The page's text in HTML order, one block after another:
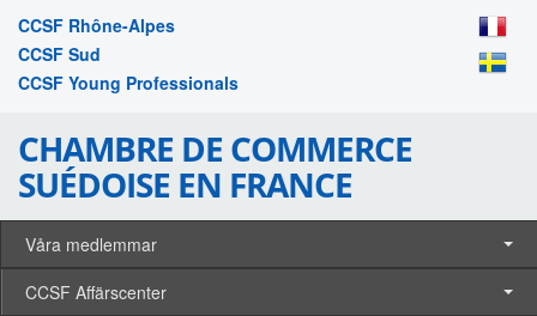
CCSF Rhône-Alpes
CCSF Sud
CCSF Young Professionals
CHAMBRE DE COMMERCE
SUÉDOISE EN FRANCE
Våra medlemmar
CCSF Affärscenter